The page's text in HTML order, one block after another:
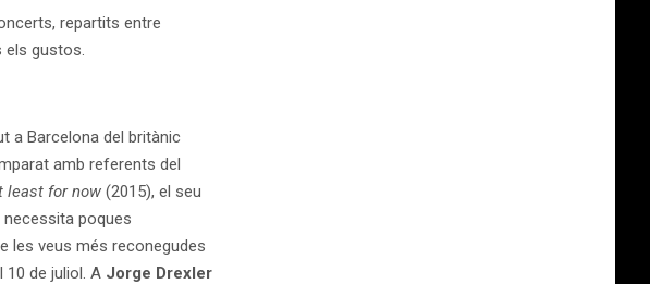
repartits entre
els gustos.
a Barcelona del britànic
amb referents del
least for now (2015), el seu
necessita poques
les veus més reconegudes
de juliol. A Jorge Drexler